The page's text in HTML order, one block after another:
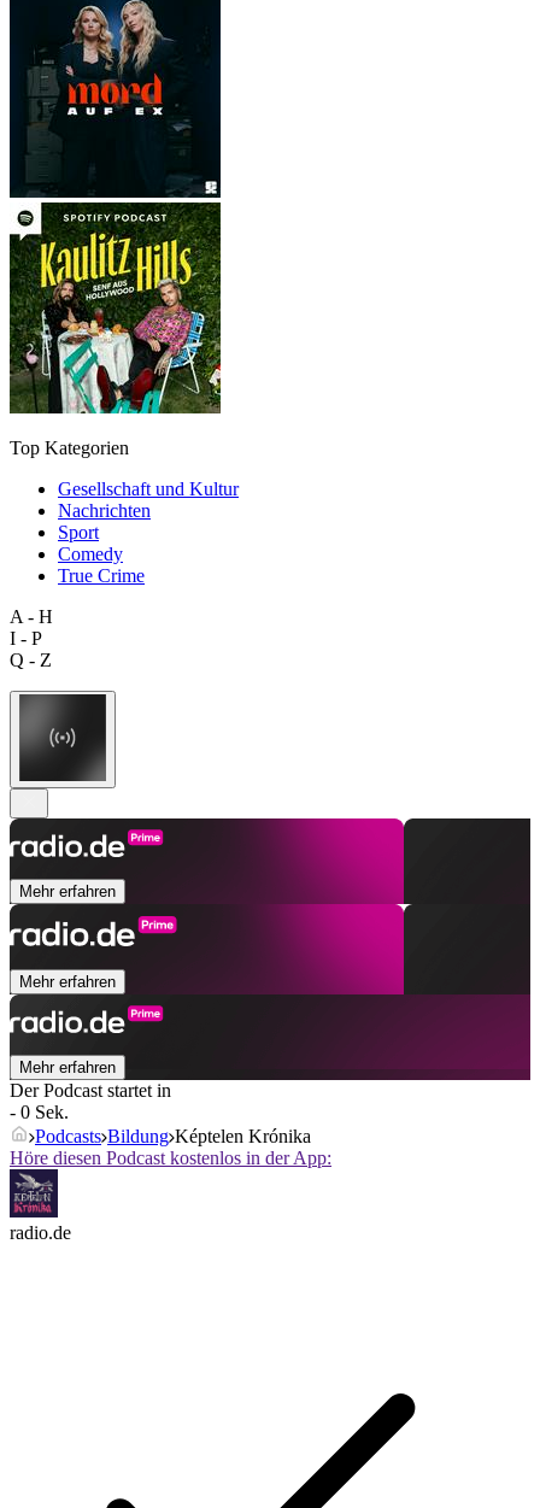
Top Kategorien
Gesellschaft und Kultur
Nachrichten
Sport
Comedy
True Crime
A - H
I - P
Q - Z
Mehr erfahren
Mehr erfahren
Mehr erfahren
Der Podcast startet in
- 0 Sek.
Podcasts Bildung Képtelen Krónika
Höre diesen Podcast kostenlos in der App:
radio.de